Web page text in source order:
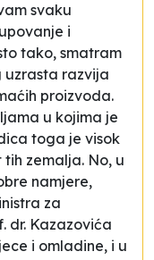
svaku
i
tako, smatram
uzrasta razvija
proizvoda.
u kojima je
toga je visok
zemalja. No, u
namjere,
za
dr. Kazazovića
i omladine, i u